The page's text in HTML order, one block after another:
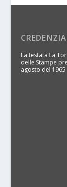
La testata La
delle Stampe
agosto del 1965